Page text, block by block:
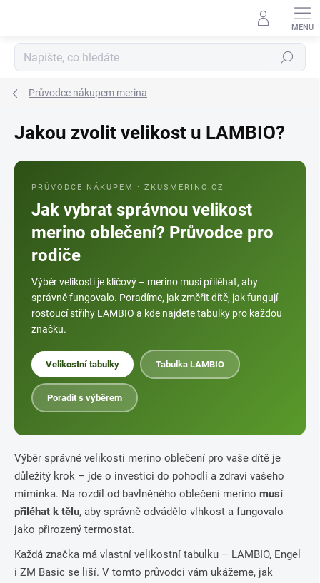
Hledat
Průvodce nákupem merina
Jakou zvolit velikost u LAMBIO?
PRŮVODCE NÁKUPEM · ZKUSMERINO.CZ
Jak vybrat správnou velikost
merino oblečení? Průvodce pro
rodiče
Výběr velikosti je klíčový – merino musí přiléhat, aby
správně fungovalo. Poradíme, jak změřit dítě, jak fungují
rostoucí střihy LAMBIO a kde najdete tabulky pro každou
značku.
Velikostní tabulky Tabulka LAMBIO
Poradit s výběrem
Výběr správné velikosti merino oblečení pro vaše dítě je
důležitý krok – jde o investici do pohodlí a zdraví vašeho
miminka. Na rozdíl od bavlněného oblečení merino musí
přiléhat k tělu, aby správně odvádělo vlhkost a fungovalo
jako přirozený termostat.
Každá značka má vlastní velikostní tabulku – LAMBIO, Engel
i ZM Basic se liší. V tomto průvodci vám ukážeme, jak